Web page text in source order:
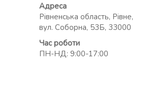
Адреса
Рівненська область, Рівне,
вул. Соборна, 53Б, 33000
Час роботи
ПН-НД: 9:00-17:00